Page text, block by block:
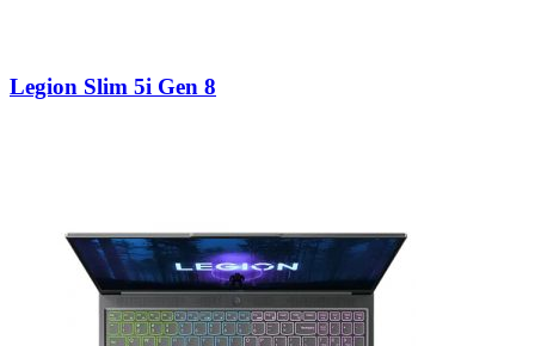
Legion Slim 5i Gen 8